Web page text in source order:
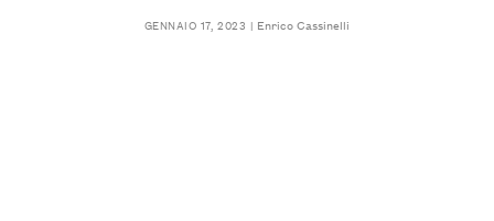
GENNAIO 17, 2023 Enrico Cassinelli